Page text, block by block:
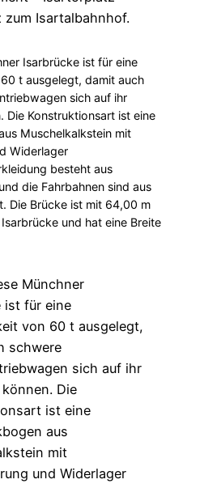
Isarbrücke ist für eine
t ausgelegt, damit auch
sich auf ihr
Die Konstruktionsart ist eine
Muschelkalkstein mit
Widerlager
besteht aus
die Fahrbahnen sind aus
Die Brücke ist mit 64,00 m
und hat eine Breite